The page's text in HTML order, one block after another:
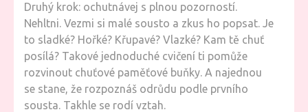
Druhý krok: ochutnávej s plnou pozorností.
Nehltni. Vezmi si malé sousto a zkus ho popsat. Je
to sladké? Hořké? Křupavé? Vlazké? Kam tě chuť
posílá? Takové jednoduché cvičení ti pomůže
rozvinout chuťové paměťové buňky. A najednou
se stane, že rozpoznáš odrůdu podle prvního
sousta. Takhle se rodí vztah.